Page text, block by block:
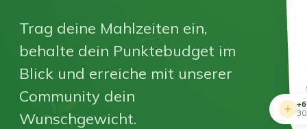
Trag deine Mahlzeiten ein,
behalte dein Punktebudget im
Blick und erreiche mit unserer
Community dein
Wunschgewicht.